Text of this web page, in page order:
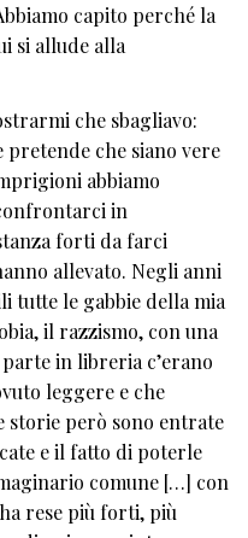
capito perché la
si allude alla
che sbagliavo:
pretende che siano vere
abbiamo
in
forti da farci
allevato. Negli anni
tutte le gabbie della mia
il razzismo, con una
in libreria c’erano
leggere e che
storie però sono entrate
e il fatto di poterle
comune […] con
rese più forti, più